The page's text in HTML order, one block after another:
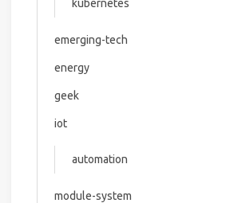
kubernetes
emerging-tech
energy
geek
iot
automation
module-system